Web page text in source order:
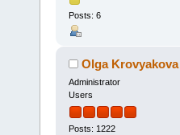
Posts: 6
Olga Krovyakova
Administrator
Users
Posts: 1222